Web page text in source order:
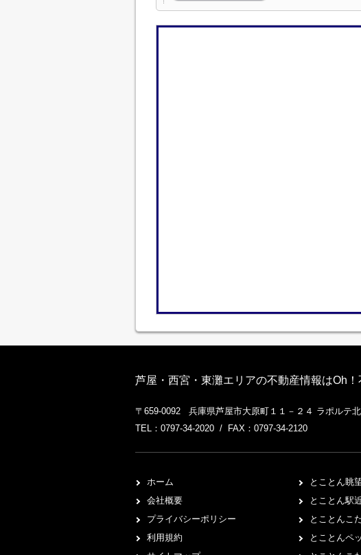
芦屋・西宮・東灘エリアの不動産情報はOh！
〒659-0092 兵庫県芦屋市大原町１１－２４ ラポルテ北
TEL：0797-34-2020 / FAX：0797-34-2120
ホーム
会社概要
プライバシーポリシー
利用規約
とことん眺
とことん駅
とことんこ
とことんペ